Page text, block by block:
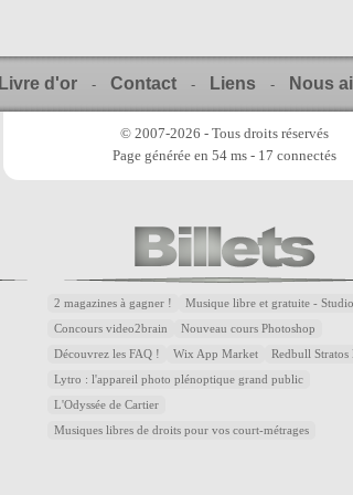
Livre d'or - Contact - Liens - Nous
© 2007-2026 - Tous droits réservés
Page générée en 54 ms - 17 connectés
2 magazines à gagner ! Musique libre et gratuite -
Concours video2brain Nouveau cours Photoshop
Découvrez les FAQ ! Wix App Market Redbull Stratos
Lytro : l'appareil photo plénoptique grand public
L'Odyssée de Cartier
Musiques libres de droits pour vos court-métrages